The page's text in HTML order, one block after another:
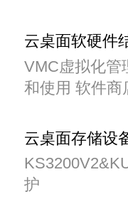
云桌面软硬件
VMC虚拟化管
和使用 软件商
云桌面存储设
护